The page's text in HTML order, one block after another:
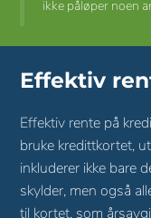
ikke påløper noen
Effektiv
Effektiv rente på
bruke kredittkortet,
inkluderer ikke bare
skylder, men også
til kortet, som